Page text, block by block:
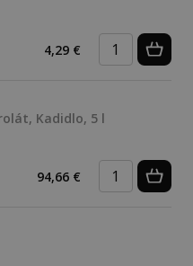
4,29 €
Kadidlo, 5 l
94,66 €